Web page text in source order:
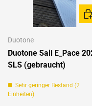
Duotone
Duotone Sail E_Pace
SLS (gebraucht)
Sehr geringer Bestand (2
Einheiten)